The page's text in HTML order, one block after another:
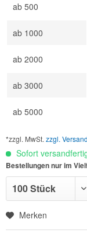
ab 500
ab 1000
ab 2000
ab 3000
ab 5000
*zzgl. MwSt. zzgl.
Sofort
Bestellungen nur im
Merken